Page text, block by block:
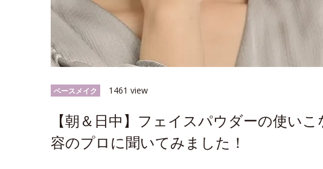
ベースメイク 1461 view
【朝＆日中】フェイスパウダーの使い
容のプロに聞いてみました！